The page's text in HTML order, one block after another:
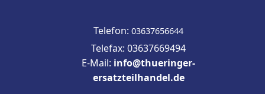
Telefon: 03637656644
Telefax: 03637669494
E-Mail: info@thueringer-
ersatzteilhandel.de